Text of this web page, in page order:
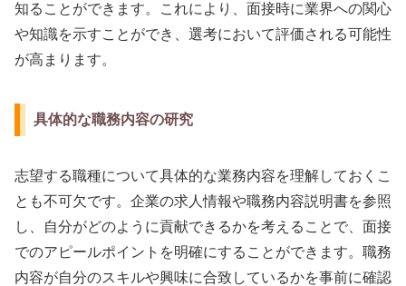
知ることができます。これにより、面接時に業界への関心
や知識を示すことができ、選考において評価される可能性
が高まります。
具体的な職務内容の研究
志望する職種について具体的な業務内容を理解しておくこ
とも不可欠です。企業の求人情報や職務内容説明書を参照
し、自分がどのように貢献できるかを考えることで、面接
でのアピールポイントを明確にすることができます。職務
内容が自分のスキルや興味に合致しているかを事前に確認